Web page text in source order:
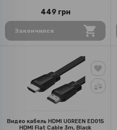
449 грн
Закончился
Видео кабель HDMI UGREEN ED015
HDMI Flat Cable 3m, Black